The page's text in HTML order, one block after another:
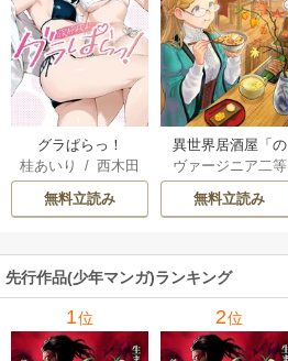
グラぱらっ！
桂あいり
/西木田
景志
無料立読み
異世界居酒屋「の
ぶ」
ヴァージニア二等
/ 蝉川夏哉
無料立読み
先行作品(少年マンガ)ランキング
1位 2位